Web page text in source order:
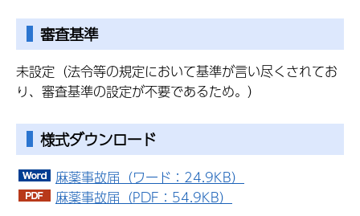
審査基準
未設定（法令等の規定において基準が言い尽くされてお
り、審査基準の設定が不要であるため。）
様式ダウンロード
麻薬事故届（ワード：24.9KB）
麻薬事故届（PDF：54.9KB）